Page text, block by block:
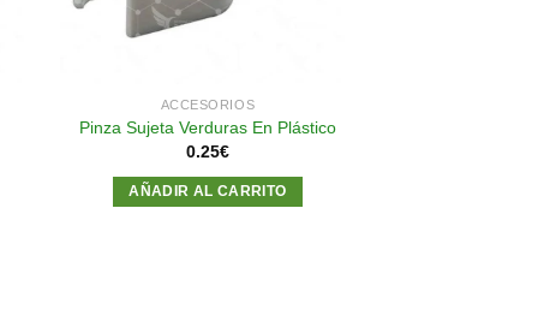
ACCESORIOS
Pinza Sujeta Verduras En Plástico
0.25€
AÑADIR AL CARRITO